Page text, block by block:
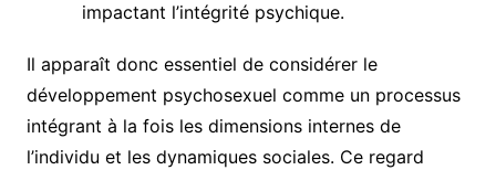
impactant l’intégrité psychique.
Il apparaît donc essentiel de considérer le
développement psychosexuel comme un processus
intégrant à la fois les dimensions internes de
l’individu et les dynamiques sociales. Ce regard